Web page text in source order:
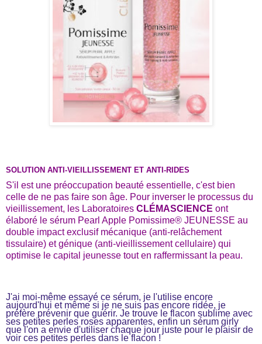
SOLUTION ANTI-VIEILLISSEMENT ET ANTI-RIDES
S'il est une préoccupation beauté essentielle, c'est bien
celle de ne pas faire son âge. Pour inverser le processus du
vieillissement, les Laboratoires CLÉMASCIENCE ont
élaboré le sérum Pearl Apple Pomissime® JEUNESSE au
double impact exclusif mécanique (anti-relâchement
tissulaire) et génique (anti-vieillissement cellulaire) qui
optimise le capital jeunesse tout en ra­ffermissant la peau.
J'ai moi-même essayé ce sérum, je l'utilise encore
aujourd'hui et même si je ne suis pas encore ridée, je
préfère prévenir que guérir. Je trouve le flacon sublime avec
ses petites perles roses apparentes, enfin un sérum girly
que l'on a envie d'utiliser chaque jour juste pour le plaisir de
voir ces petites perles dans le flacon !